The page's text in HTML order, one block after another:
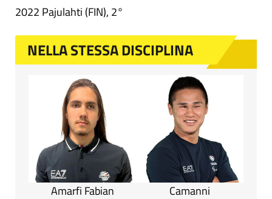
2022 Pajulahti (FIN), 2°
NELLA STESSA DISCIPLINA
Amarfi Fabian Camanni